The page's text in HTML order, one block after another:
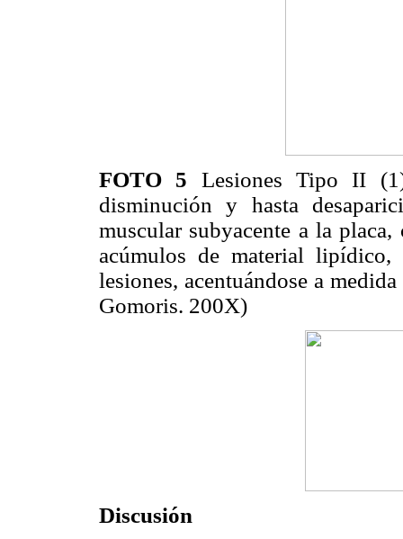
FOTO 5 Lesiones Tipo II
disminución y hasta
muscular subyacente a la
acúmulos de material
lesiones, acentuándose a
Gomoris. 200X)
Discusión